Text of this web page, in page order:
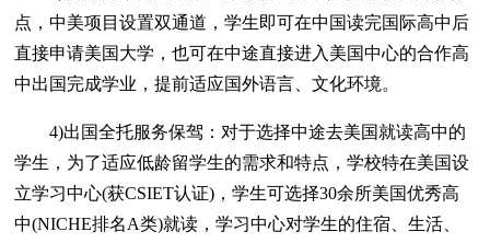
点，中美项目设置双通道，学生即可在中国读完国际高中后
直接申请美国大学，也可在中途直接进入美国中心的合作高
中出国完成学业，提前适应国外语言、文化环境。
4)出国全托服务保驾：对于选择中途去美国就读高中的
学生，为了适应低龄留学生的需求和特点，学校特在美国设
立学习中心(获CSIET认证)，学生可选择30余所美国优秀高
中(NICHE排名A类)就读，学习中心对学生的住宿、生活、